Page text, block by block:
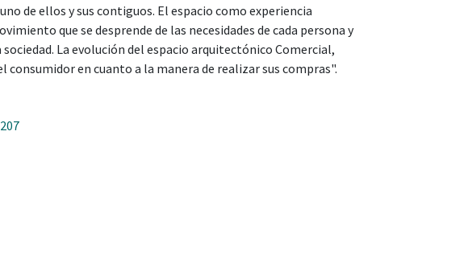
de ellos y sus contiguos. El espacio como experiencia
que se desprende de las necesidades de cada persona y
sociedad. La evolución del espacio arquitectónico Comercial,
en cuanto a la manera de realizar sus compras".